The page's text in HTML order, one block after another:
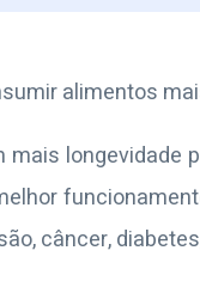
alimentos
mais
câncer,